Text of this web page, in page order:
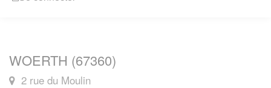
WOERTH (67360)
2 rue du Moulin